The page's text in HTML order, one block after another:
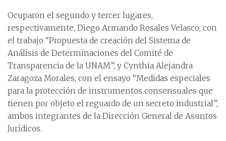
Ocuparon el segundo y tercer lugares,
respectivamente, Diego Armando Rosales Velasco, con
el trabajo “Propuesta de creación del Sistema de
Análisis de Determinaciones del Comité de
Transparencia de la UNAM”, y Cynthia Alejandra
Zaragoza Morales, con el ensayo “Medidas especiales
para la protección de instrumentos consensuales que
tienen por objeto el reguardo de un secreto industrial”,
ambos integrantes de la Dirección General de Asuntos
Jurídicos.